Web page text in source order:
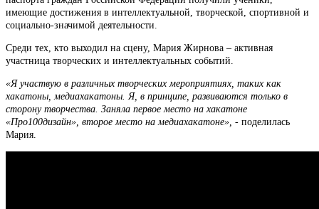
имеющие достижения в интеллектуальной, творческой, спортивной и
социально-значимой деятельности.
Среди тех, кто выходил на сцену, Мария Жирнова – активная
участница творческих и интеллектуальных событий.
«Я участвую в различных творческих мероприятиях, таких как
хакатоны, медиахакатоны. Я, в принципе, развиваются только в
сторону творчества. Заняла первое место на хакатоне
«Про100дизайн», второе место на медиахакатоне», - поделилась
Мария.